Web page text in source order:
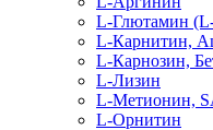
L-Глютамин
L-Карнитин,
L-Карнозин,
L-Лизин
L-Метионин,
L-Орнитин